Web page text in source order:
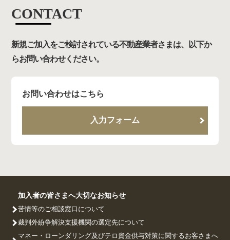
CONTACT
新規ご加入をご検討されている不動産業者さまは、以下か
らお問い合わせください。
お問い合わせはこちら
入力フォーム
加入者の皆さまへ大切なお知らせ
苦情等のご相談窓口について
裁判外紛争解決支援機関の選定先について
マネー・ローンダリング及びテロ資金供与対策に関するお客さまへ